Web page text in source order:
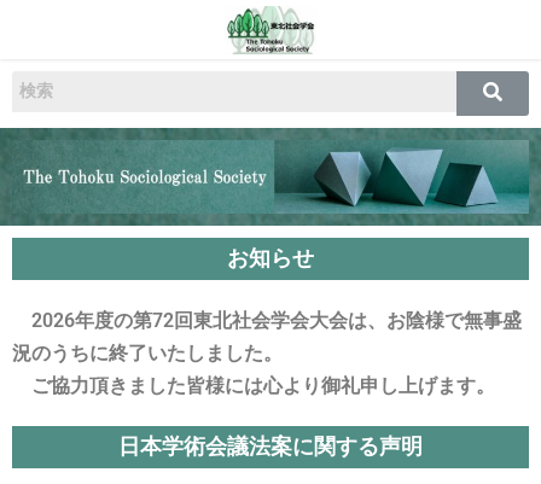
お知らせ
2026年度の第72回東北社会学会大会は、お陰様で無事盛
況のうちに終了いたしました。
ご協力頂きました皆様には心より御礼申し上げます。
日本学術会議法案に関する声明